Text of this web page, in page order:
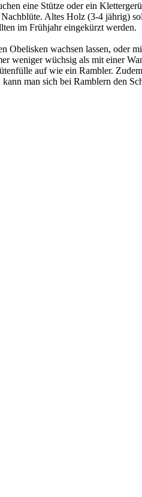
eine Stütze oder ein
Altes Holz (3-4 jährig)
im Frühjahr eingekürzt werden.
wachsen lassen, oder
weniger wüchsig als mit einer
auf wie ein Rambler.
man sich bei Ramblern den